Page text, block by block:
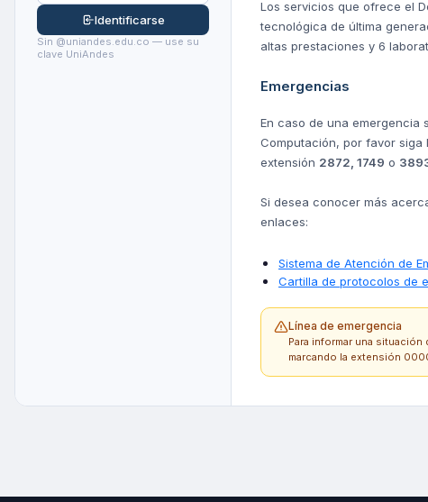
Identificarse
Sin @uniandes.edu.co — use su
clave UniAndes
Los servicios que ofrece el
tecnológica de última
altas prestaciones y 6
Emergencias
En caso de una emergencia
Computación, por favor
extensión 2872, 1749 o
Si desea conocer más
enlaces:
Sistema de Atención de
Cartilla de protocolos de
Línea de emergencia
Para informar una
marcando la extensión